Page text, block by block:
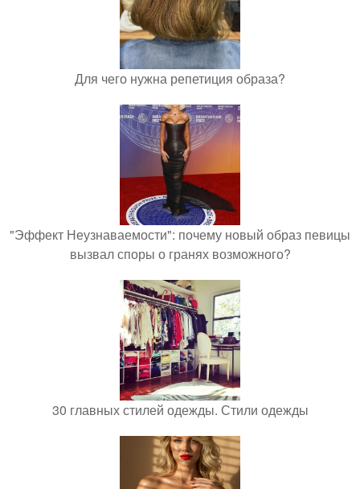
Для чего нужна репетиция образа?
"Эффект Неузнаваемости": почему новый образ певицы
вызвал споры о гранях возможного?
30 главных стилей одежды. Стили одежды